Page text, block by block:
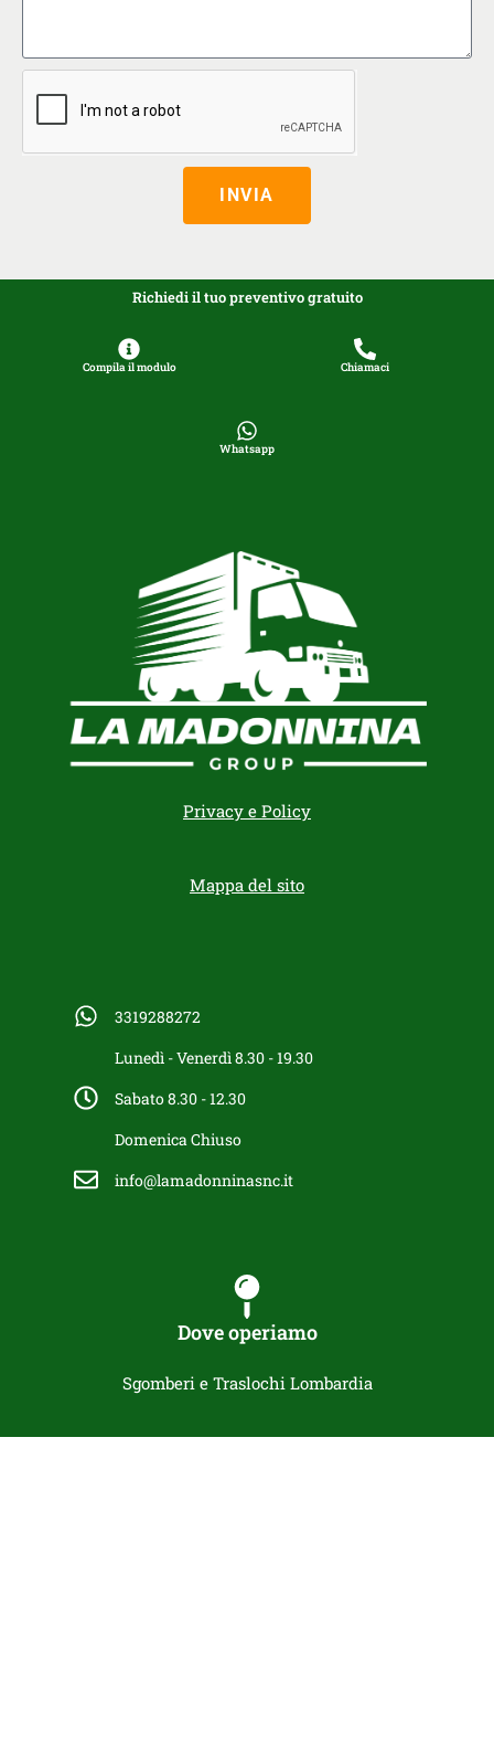
INVIA
Richiedi il tuo preventivo gratuito
Compila il modulo Chiamaci
Whatsapp
Privacy e Policy
Mappa del sito
3319288272
Lunedì - Venerdì 8.30 - 19.30
Sabato 8.30 - 12.30
Domenica Chiuso
info@lamadonninasnc.it
Dove operiamo
Sgomberi e Traslochi Lombardia